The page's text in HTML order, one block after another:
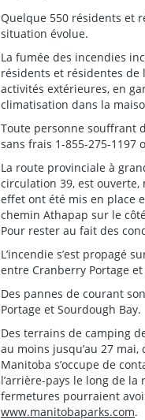
Quelque 550 résidents et
situation évolue.
La fumée des incendies
résidents et résidentes de
activités extérieures, en
climatisation dans la
Toute personne souffrant
sans frais 1-855-275-1197
La route provinciale à
circulation 39, est
effet ont été mis en place
chemin Athapap sur le
Pour rester au fait des
L’incendie s’est propagé
entre Cranberry Portage et
Des pannes de courant
Portage et Sourdough Bay.
Des terrains de camping
au moins jusqu’au 27 mai,
Manitoba s’occupe de
l’arrière-pays le long de la
fermetures pourraient
www.manitobaparks.com.